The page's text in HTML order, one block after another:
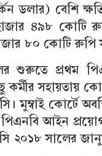
ডলার) বেশি
৪৯৮ কোটি
৮০ কোটি
শুরুতে প্রথম
কর্মীর সহায়তায়
মুম্বাই কোর্টে
আইন
২০১৮ সালের